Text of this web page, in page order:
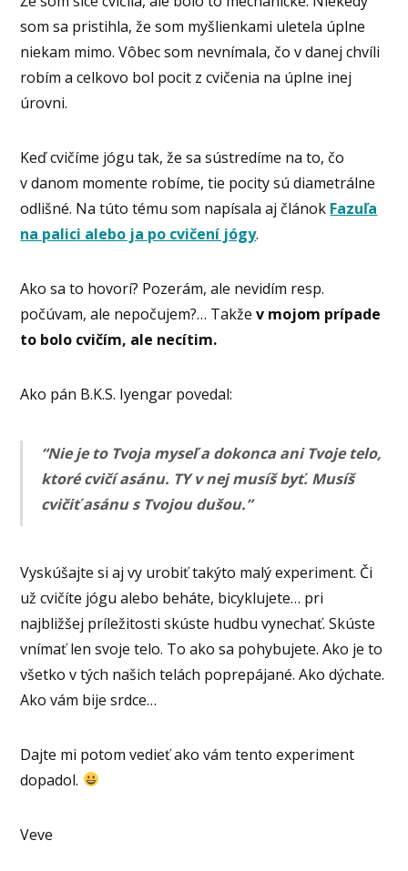
som sa pristihla, že som myšlienkami uletela úplne
niekam mimo. Vôbec som nevnímala, čo v danej chvíli
robím a celkovo bol pocit z cvičenia na úplne inej
úrovni.
Keď cvičíme jógu tak, že sa sústredíme na to, čo
v danom momente robíme, tie pocity sú diametrálne
odlišné. Na túto tému som napísala aj článok Fazuľa
na palici alebo ja po cvičení jógy.
Ako sa to hovorí? Pozerám, ale nevidím resp.
počúvam, ale nepočujem?… Takžev mojom prípade
to bolo cvičím, ale necítim.
Ako pán B.K.S. Iyengar povedal:
“Nie je to Tvoja myseľ a dokonca ani Tvoje telo,
ktoré cvičí asánu. TY v nej musíš byť. Musíš
cvičiť asánu s Tvojou dušou.”
Vyskúšajte si aj vy urobiť takýto malý experiment. Či
už cvičíte jógu alebo beháte, bicyklujete… pri
najbližšej príležitosti skúste hudbu vynechať. Skúste
vnímať len svoje telo. To ako sa pohybujete. Ako je to
všetko v tých našich telách poprepájané. Ako dýchate.
Ako vám bije srdce…
Dajte mi potom vedieť ako vám tento experiment
dopadol.
Veve